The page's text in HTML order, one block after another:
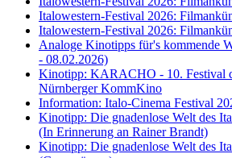
Italowestern-Festival 2026:
Italowestern-Festival 2026:
Analoge Kinotipps für's kommende
- 08.02.2026)
Kinotipp: KARACHO - 10. Festival
Nürnberger KommKino
Information: Italo-Cinema Festival
Kinotipp: Die gnadenlose Welt des
(In Erinnerung an Rainer Brandt)
Kinotipp: Die gnadenlose Welt des